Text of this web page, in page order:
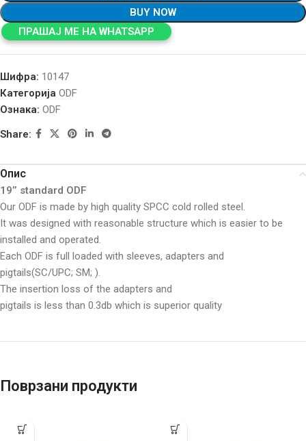
BUY NOW
ПРАШАЈ МЕ НА WHATSAPP
Шифра: 10147
Категорија ODF
Ознака: ODF
Share:
Опис
19’’ standard ODF
Our ODF is made by high quality SPCC cold rolled steel.
It was designed with reasonable structure which is easier to be
installed and operated.
Each ODF is full loaded with sleeves, adapters and
pigtails(SC/UPC; SM; ).
The insertion loss of the adapters and
pigtails is less than 0.3db which is superior quality
Поврзани продукти